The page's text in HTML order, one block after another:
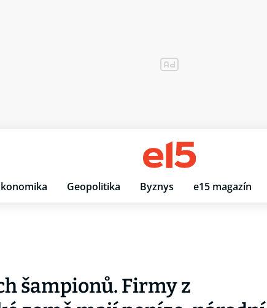
Geopolitika Byznys e15 magazín
šampionů. Firmy z